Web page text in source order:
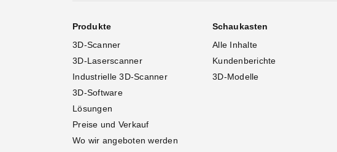
Produkte
3D-Scanner
3D-Laserscanner
Industrielle 3D-Scanner
3D-Software
Lösungen
Preise und Verkauf
Wo wir angeboten werden
Schaukasten
Alle Inhalte
Kundenberichte
3D-Modelle